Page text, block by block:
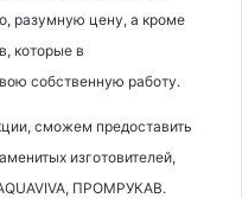
разумную цену, а кроме
которые в
собственную работу.
сможем предоставить
изготовителей,
ПРОМРУКАВ.